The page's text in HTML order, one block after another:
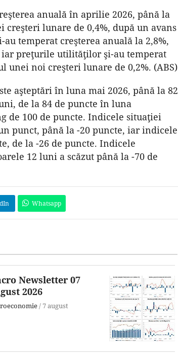
anuală în aprilie 2026, până la
creşteri lunare de 0,4%, după un avans
temperat creşterea anuală la 2,8%,
iar preţurile utilităţilor şi-au temperat
unei noi creşteri lunare de 0,2%. (ABS)
aşteptări în luna mai 2026, până la 82
de la 84 de puncte în luna
de 100 de puncte. Indicele situaţiei
punct, până la -20 puncte, iar indicele
de la -26 de puncte. Indicele
12 luni a scăzut până la -70 de
Whatsapp
Newsletter 07
2026
/7 august